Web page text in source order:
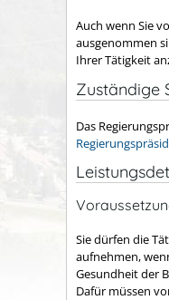
Auch wenn Sie
ausgenommen
Ihrer Tätigkeit
Zuständige
Das
Sie dürfen die
aufnehmen,
Gesundheit der
Dafür müssen